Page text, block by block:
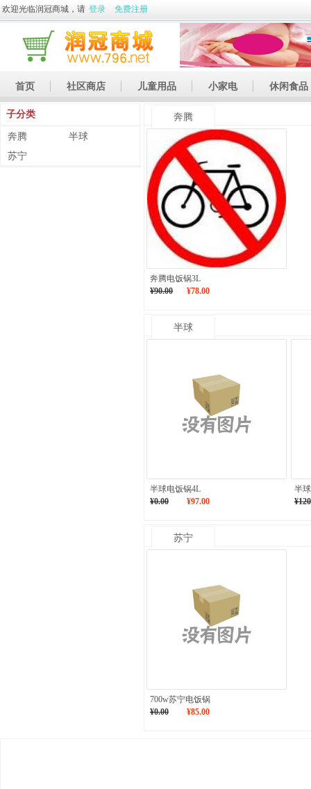
欢迎光临润冠商城，请 登录 免费注册
首页 社区商店 儿童用品 小家电 休闲食品
休闲娱乐
子分类
奔腾
半球
苏宁
奔腾
奔腾电饭锅3L
¥90.00
¥78.00
半球
半球电饭锅4L
¥0.00
¥97.00
半
苏宁
700w苏宁电饭锅
¥0.00
¥85.00